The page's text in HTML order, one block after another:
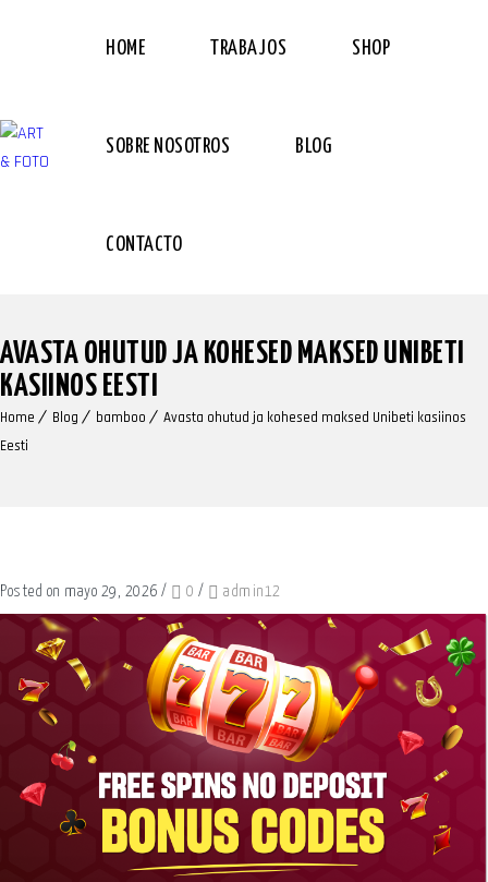
HOME TRABAJOS SHOP
SOBRE NOSOTROS BLOG
CONTACTO
AVASTA OHUTUD JA KOHESED MAKSED UNIBETI
KASIINOS EESTI
Home Blog bamboo
Avasta ohutud ja kohesed maksed Unibeti kasiinos
Eesti
Posted on mayo 29, 2026 / 0 / admin12